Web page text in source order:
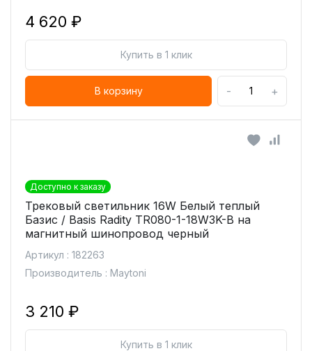
4 620 ₽
Купить в 1 клик
В корзину - +
Доступно к заказу
Трековый светильник 16W Белый теплый
Базис / Basis Radity TR080-1-18W3K-B на
магнитный шинопровод черный
Артикул : 182263
Производитель : Maytoni
3 210 ₽
Купить в 1 клик